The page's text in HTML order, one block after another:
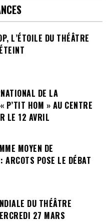
L’ÉTOILE DU THÉÂTRE
DE LA
P’TIT HOM » AU CENTRE
LE 12 AVRIL
MOYEN DE
ARCOTS POSE LE DÉBAT
DU THÉÂTRE
27 MARS